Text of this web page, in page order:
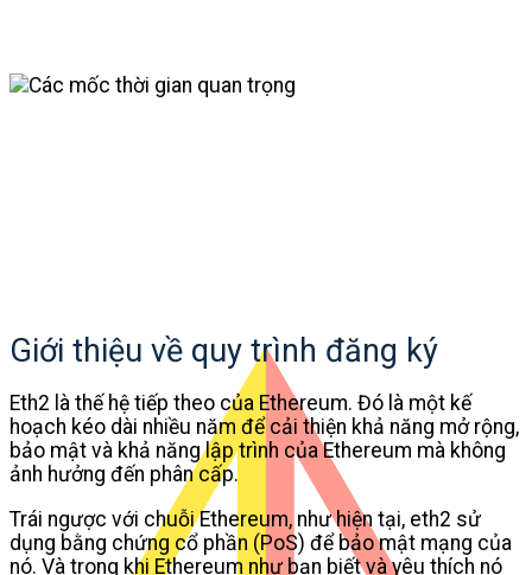
Giới thiệu về quy trình đăng ký
Eth2 là thế hệ tiếp theo của Ethereum. Đó là một kế
hoạch kéo dài nhiều năm để cải thiện khả năng mở rộng,
bảo mật và khả năng lập trình của Ethereum mà không
ảnh hưởng đến phân cấp.
Trái ngược với chuỗi Ethereum, như hiện tại, eth2 sử
dụng bằng chứng cổ phần (PoS) để bảo mật mạng của
nó. Và trong khi Ethereum như bạn biết và yêu thích nó